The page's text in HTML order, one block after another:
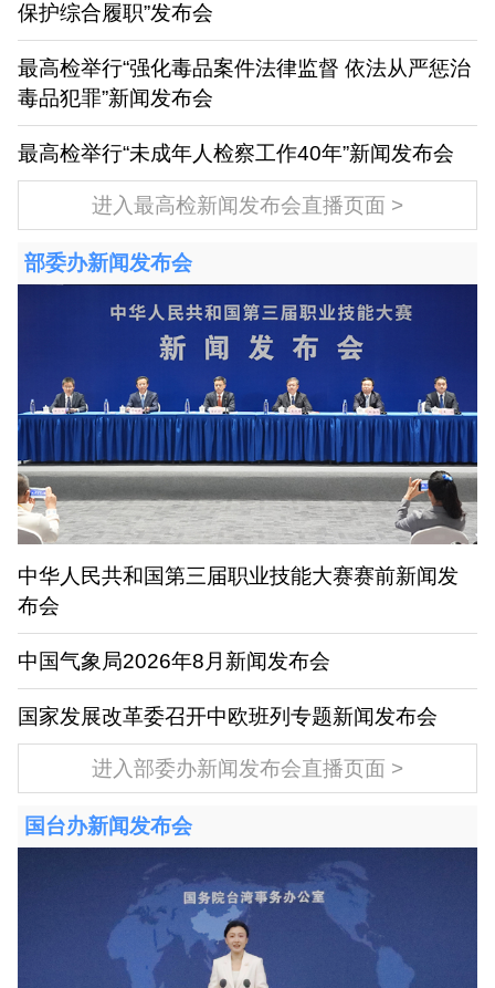
保护综合履职”发布会
最高检举行“强化毒品案件法律监督 依法从严惩治
毒品犯罪”新闻发布会
最高检举行“未成年人检察工作40年”新闻发布会
进入最高检新闻发布会直播页面
部委办新闻发布会
中华人民共和国第三届职业技能大赛赛前新闻发
布会
中国气象局2026年8月新闻发布会
国家发展改革委召开中欧班列专题新闻发布会
进入部委办新闻发布会直播页面
国台办新闻发布会